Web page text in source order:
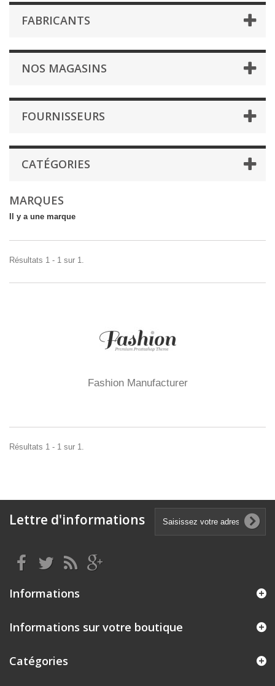
FABRICANTS
NOS MAGASINS
FOURNISSEURS
CATÉGORIES
MARQUES
Il y a une marque
Résultats 1 - 1 sur 1.
Fashion Manufacturer
Résultats 1 - 1 sur 1.
Lettre d'informations
Informations
Informations sur votre boutique
Catégories